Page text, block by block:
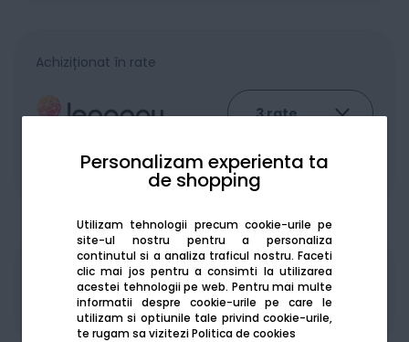
Personalizam experienta ta
de shopping
Utilizam tehnologii precum cookie-urile pe
site-ul nostru pentru a personaliza
continutul si a analiza traficul nostru. Faceti
clic mai jos pentru a consimti la utilizarea
acestei tehnologii pe web. Pentru mai multe
informatii despre cookie-urile pe care le
utilizam si optiunile tale privind cookie-urile,
te rugam sa viziteziPolitica de cookies
Achiziționat în rate
502.04Lei / lună
Produsele sunt disponibile pe platforma de
achizitii publiceSEAP/SICAP